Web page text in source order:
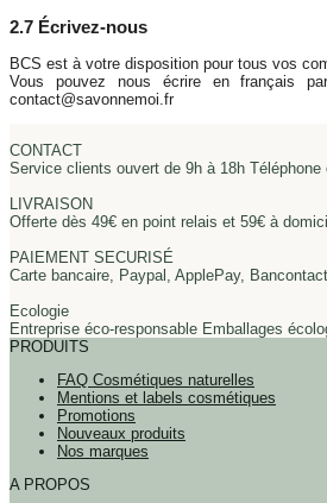
2.7 Écrivez-nous
BCS est à votre disposition pour tous vos
Vous pouvez nous écrire en français
contact@savonnemoi.fr
CONTACT
Service clients ouvert de 9h à 18h Téléphone
LIVRAISON
Offerte dès 49€ en point relais et 59€ à
PAIEMENT SECURISÉ
Carte bancaire, Paypal, ApplePay,
Ecologie
Entreprise éco-responsable Emballages
PRODUITS
FAQ Cosmétiques naturelles
Mentions et labels cosmétiques
Promotions
Nouveaux produits
Nos marques
A PROPOS